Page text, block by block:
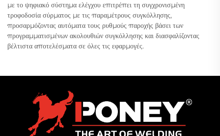
με το ψηφιακό σύστημα ελέγχου επιτρέπει τη συγχρονισμένη
τροφοδοσία σύρματος με τις παραμέτρους συγκόλλησης,
προσαρμόζοντας αυτόματα τους ρυθμούς παροχής βάσει των
προγραμματισμένων ακολουθιών συγκόλλησης και διασφαλίζοντας
βέλτιστα αποτελέσματα σε όλες τις εφαρμογές.